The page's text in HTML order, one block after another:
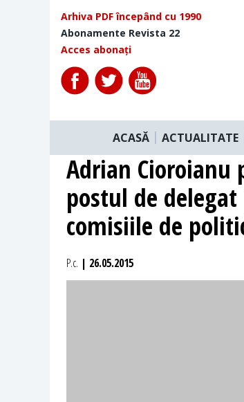
Arhiva PDF începând cu 1990
Abonamente Revista 22
Acces abonați
ACASĂ ACTUALITATE
Adrian
postul de delegat
comisiile de
P.c. | 26.05.2015